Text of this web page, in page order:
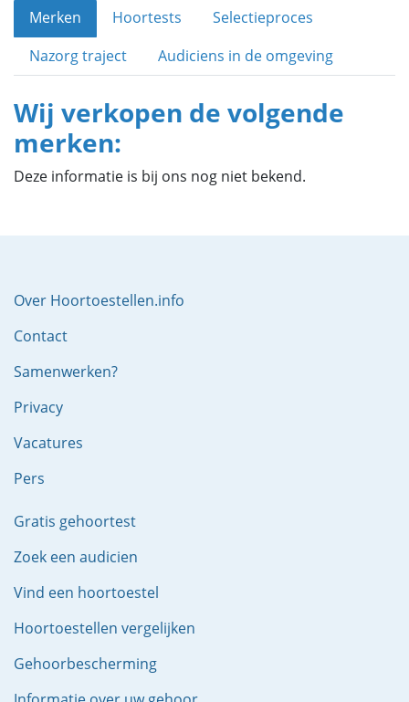
Merken Hoortests
Selectieproces
Nazorg traject
Audiciens in de omgeving
Wij verkopen de volgende
merken:
Deze informatie is bij ons nog niet bekend.
Over Hoortoestellen.info
Contact
Samenwerken?
Privacy
Vacatures
Pers
Gratis gehoortest
Zoek een audicien
Vind een hoortoestel
Hoortoestellen vergelijken
Gehoorbescherming